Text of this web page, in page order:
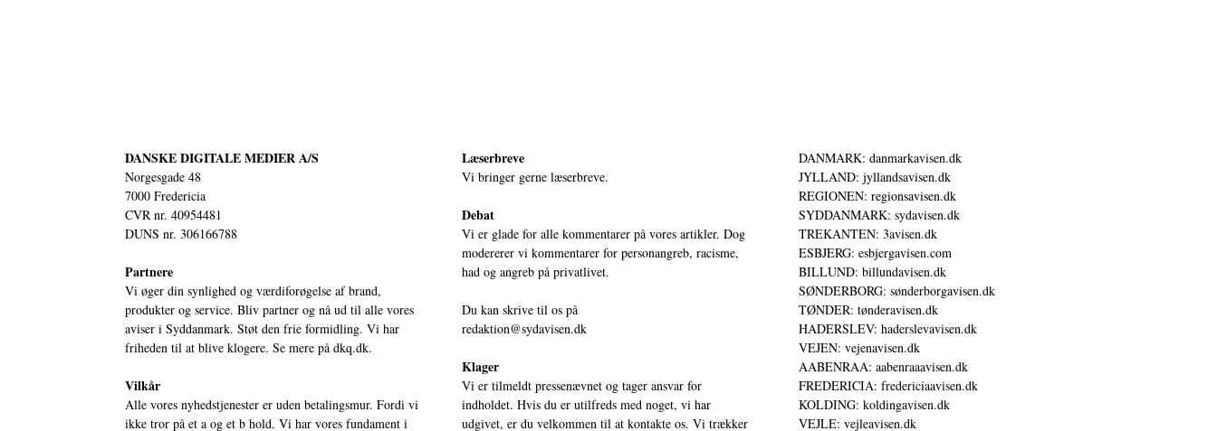
DANSKE DIGITALE MEDIER A/S
Norgesgade 48
7000 Fredericia
CVR nr. 40954481
DUNS nr. 306166788
Partnere
Vi øger din synlighed og værdiforøgelse af brand,
produkter og service. Bliv partner og nå ud til alle vores
aviser i Syddanmark. Støt den frie formidling. Vi har
friheden til at blive klogere. Se mere på dkq.dk.
Vilkår
Alle vores nyhedstjenester er uden betalingsmur. Fordi vi
ikke tror på et a og et b hold. Vi har vores fundament i
Læserbreve
Vi bringer gerne læserbreve.
Debat
Vi er glade for alle kommentarer på vores artikler. Dog
modererer vi kommentarer for personangreb, racisme,
had og angreb på privatlivet.
Du kan skrive til os på
redaktion@sydavisen.dk
Klager
Vi er tilmeldt pressenævnet og tager ansvar for
indholdet. Hvis du er utilfreds med noget, vi har
udgivet, er du velkommen til at kontakte os. Vi trækker
DANMARK: danmarkavisen.dk
JYLLAND: jyllandsavisen.dk
REGIONEN: regionsavisen.dk
SYDDANMARK: sydavisen.dk
TREKANTEN: 3avisen.dk
ESBJERG: esbjergavisen.com
BILLUND: billundavisen.dk
SØNDERBORG: sønderborgavisen.dk
TØNDER: tønderavisen.dk
HADERSLEV: haderslevavisen.dk
VEJEN: vejenavisen.dk
AABENRAA: aabenraaavisen.dk
FREDERICIA: fredericiaavisen.dk
KOLDING: koldingavisen.dk
VEJLE: vejleavisen.dk